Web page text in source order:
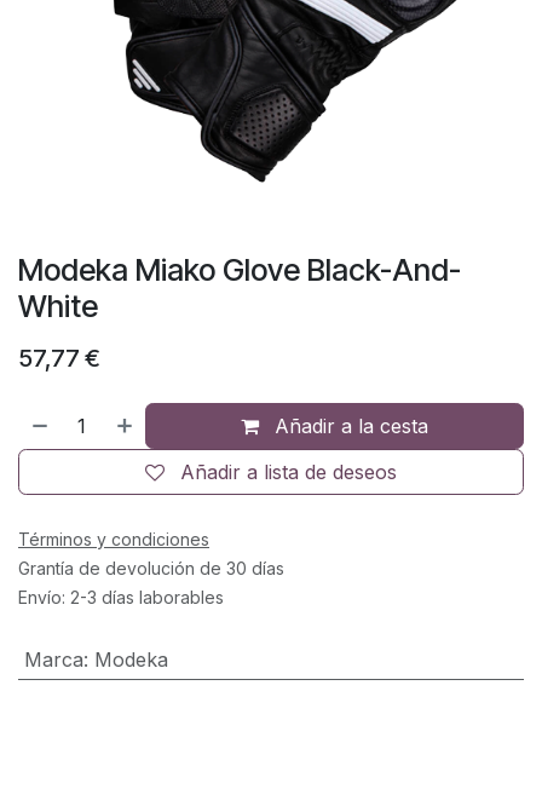
Modeka Miako Glove Black-And-
White
57,77 €
Añadir a la cesta
Añadir a lista de deseos
Términos y condiciones
Grantía de devolución de 30 días
Envío: 2-3 días laborables
Marca: Modeka